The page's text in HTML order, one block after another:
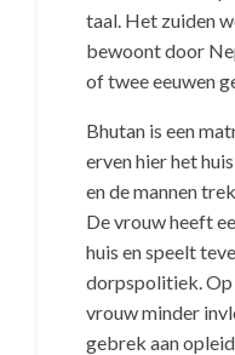
taal. Het zuiden
bewoont door
of twee eeuwen
Bhutan is een
erven hier het
en de mannen
De vrouw heeft
huis en speelt
dorpspolitiek. Op
vrouw minder
gebrek aan